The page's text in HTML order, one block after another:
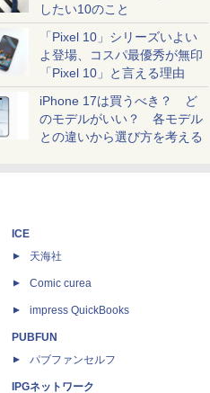
したい10のこと
「Pixel 10」シリーズいよい
よ登場、コスパ最優秀が無印
「Pixel 10」と言える理由
iPhone 17は買うべき？ ど
のモデルがいい？ 各モデル
との違いから選び方を考える
ICE
天海社
Comic curea
impress QuickBooks
PUBFUN
パブファンセルフ
IPGネットワーク